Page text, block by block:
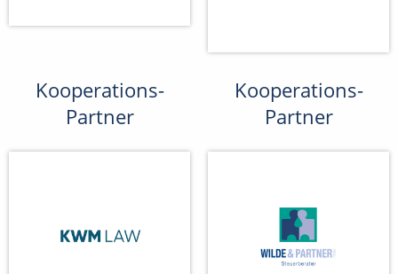
Kooperations-
Partner
Kooperations-
Partner